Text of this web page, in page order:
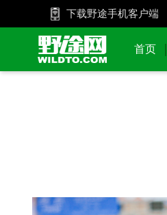
下载野途手机客户端
首页